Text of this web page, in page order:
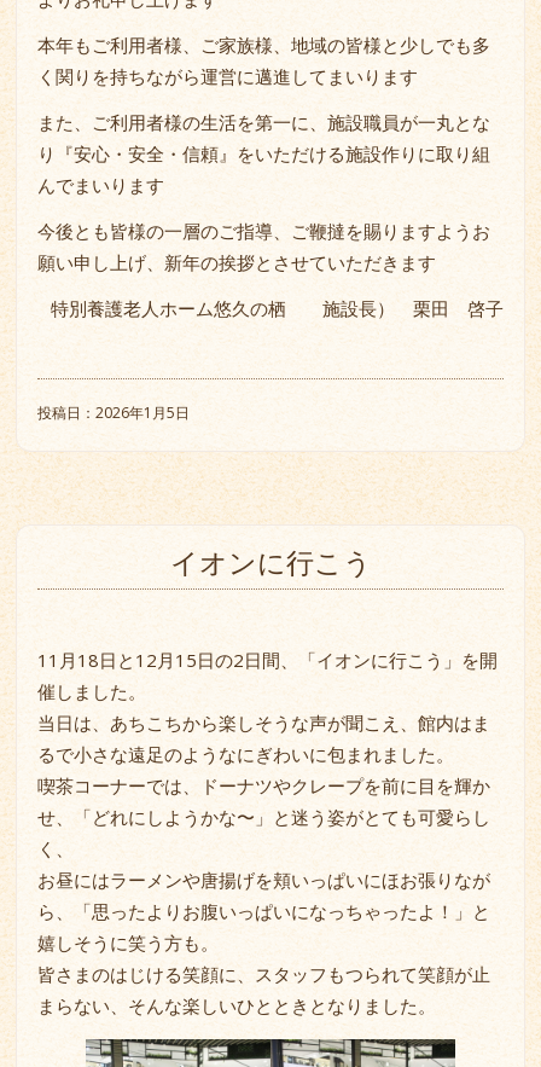
本年もご利用者様、ご家族様、地域の皆様と少しでも多
く関りを持ちながら運営に邁進してまいります
また、ご利用者様の生活を第一に、施設職員が一丸とな
り『安心・安全・信頼』をいただける施設作りに取り組
んでまいります
今後とも皆様の一層のご指導、ご鞭撻を賜りますようお
願い申し上げ、新年の挨拶とさせていただきます
特別養護老人ホーム悠久の栖 施設長） 栗田 啓子
投稿日：2026年1月5日
イオンに行こう
11月18日と12月15日の2日間、「イオンに行こう」を開
催しました。
当日は、あちこちから楽しそうな声が聞こえ、館内はま
るで小さな遠足のようなにぎわいに包まれました。
喫茶コーナーでは、ドーナツやクレープを前に目を輝か
せ、「どれにしようかな〜」と迷う姿がとても可愛らし
く、
お昼にはラーメンや唐揚げを頬いっぱいにほお張りなが
ら、「思ったよりお腹いっぱいになっちゃったよ！」と
嬉しそうに笑う方も。
皆さまのはじける笑顔に、スタッフもつられて笑顔が止
まらない、そんな楽しいひとときとなりました。